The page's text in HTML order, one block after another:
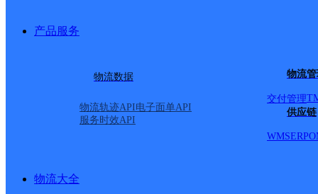
产品服务
物流数据
物流轨迹API电子面单API
服务时效API
物流
交付管理
供应链
WMSERP
物流大全
邮政国内
收村市场
派送范围:-详情